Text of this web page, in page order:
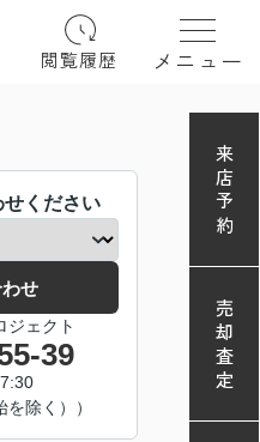
閲覧履歴 メニュー
ください
せ
ジェクト
39
を除く））
来店予約
売却査定